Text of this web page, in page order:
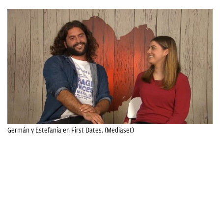
Germán y Estefanía en First Dates. (Mediaset)